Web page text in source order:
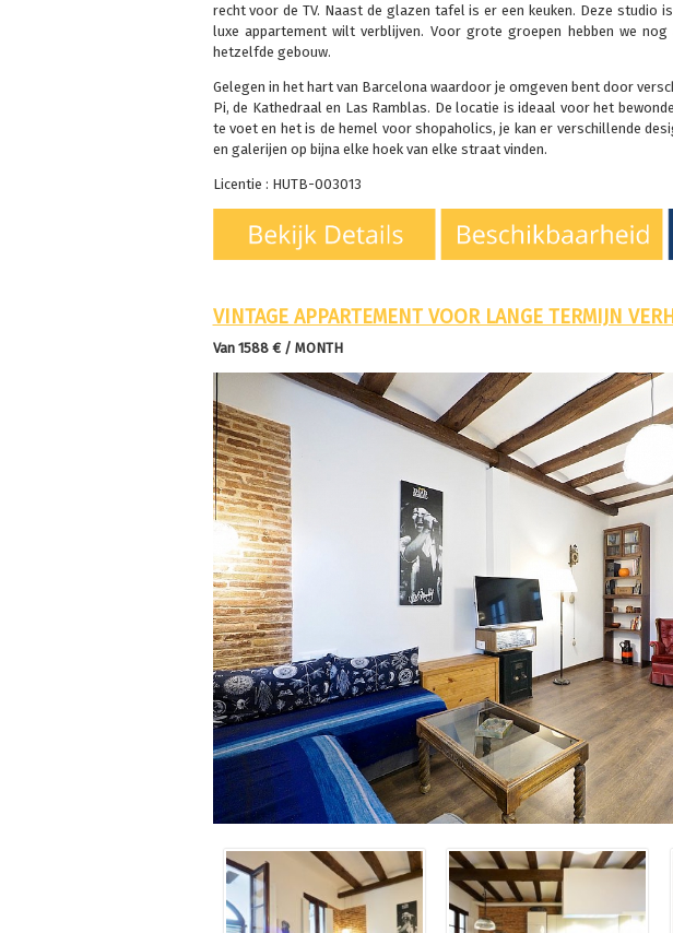
recht voor de TV. Naast de glazen tafel is er een keuken. Deze studio
luxe appartement wilt verblijven. Voor grote groepen hebben we
hetzelfde gebouw.
Gelegen in het hart van Barcelona waardoor je omgeven bent door
Pi, de Kathedraal en Las Ramblas. De locatie is ideaal voor het
te voet en het is de hemel voor shopaholics, je kan er verschillende
en galerijen op bijna elke hoek van elke straat vinden.
Licentie : HUTB-003013
VINTAGE APPARTEMENT VOOR LANGE TERMIJN
Van 1588 € / MONTH